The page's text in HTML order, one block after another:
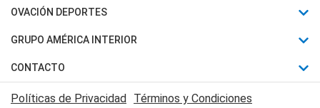
Política
Judiciales
Economia
Horóscopo
Motores
Trucos caseros
Series y Películas
OVACIÓN DEPORTES
Fútbol
Mundial
Automovilismo
GRUPO AMÉRICA INTERIOR
Canal 7 en Vivo
CONTACTO
Acerca de Nosotros
Políticas de Privacidad Términos y Condiciones